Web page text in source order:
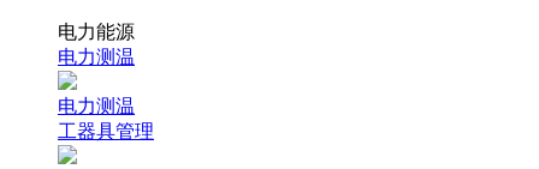
电力能源
电力测温
电力测温
工器具管理